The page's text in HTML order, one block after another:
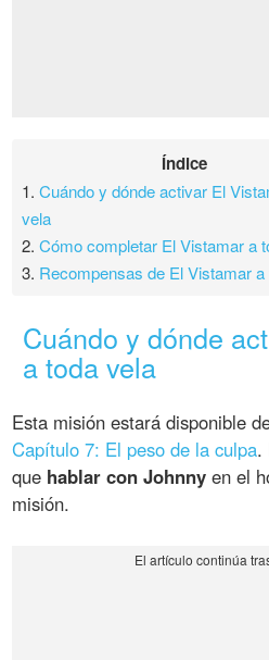
Índice
1.Cuándo y dónde activar El
vela
2.Cómo completar El Vistamar a
3. Recompensas de El Vistamar a
Cuándo y dónde
a toda vela
Esta misión estará disponible
Capítulo 7: El peso de la culpa.
que hablar con Johnny en el
misión.